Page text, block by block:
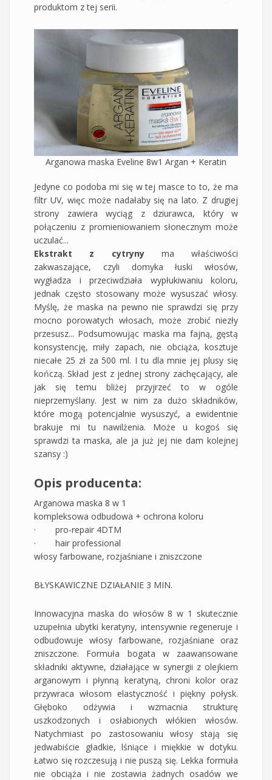
produktom z tej serii.
Arganowa maska Eveline 8w1 Argan + Keratin
Jedyne co podoba mi się w tej masce to to, że ma
filtr UV, więc może nadałaby się na lato. Z drugiej
strony zawiera wyciąg z dziurawca, który w
połączeniu z promieniowaniem słonecznym może
uczulać...
Ekstrakt z cytrynyma właściwości
zakwaszające, czyli domyka łuski włosów,
wygładza i przeciwdziała wypłukiwaniu koloru,
jednak często stosowany może wysuszać włosy.
Myślę, że maska na pewno nie sprawdzi się przy
mocno porowatych włosach, może zrobić niezły
przesusz... Podsumowując maska ma fajną, gęstą
konsystencję, miły zapach, nie obciąża, kosztuje
niecałe 25 zł za 500 ml. I tu dla mnie jej plusy się
kończą. Skład jest z jednej strony zachęcający, ale
jak się temu bliżej przyjrzeć to w ogóle
nieprzemyślany. Jest w nim za dużo składników,
które mogą potencjalnie wysuszyć, a ewidentnie
brakuje mi tu nawilżenia. Może u kogoś się
sprawdzi ta maska, ale ja już jej nie dam kolejnej
szansy :)
Opis producenta:
Arganowa maska 8 w 1
kompleksowa odbudowa + ochrona koloru
· pro-repair 4DTM
· hair professional
włosy farbowane, rozjaśniane i zniszczone
BŁYSKAWICZNE DZIAŁANIE 3 MIN.
Innowacyjna maska do włosów 8 w 1 skutecznie
uzupełnia ubytki keratyny, intensywnie regeneruje i
odbudowuje włosy farbowane, rozjaśniane oraz
zniszczone. Formuła bogata w zaawansowane
składniki aktywne, działające w synergii z olejkiem
arganowym i płynną keratyną, chroni kolor oraz
przywraca włosom elastyczność i piękny połysk.
Głęboko odżywia i wzmacnia strukturę
uszkodzonych i osłabionych włókien włosów.
Natychmiast po zastosowaniu włosy stają się
jedwabiście gładkie, lśniące i miękkie w dotyku.
Łatwo się rozczesują i nie puszą się. Lekka formuła
nie obciąża i nie zostawia żadnych osadów we